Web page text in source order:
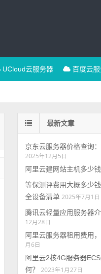
UCloud云服务器 百度云
最新文章
京东云服务器价格查询
2025年12月5日
阿里云建网站主机多少钱
等保测评费用大概多少
全设备清单 2025年7月1日
腾讯云轻量应用服务器
12月28日
阿里云服务器租用费用
月6日
阿里云2核4G服务器
何？
2023年1月27日